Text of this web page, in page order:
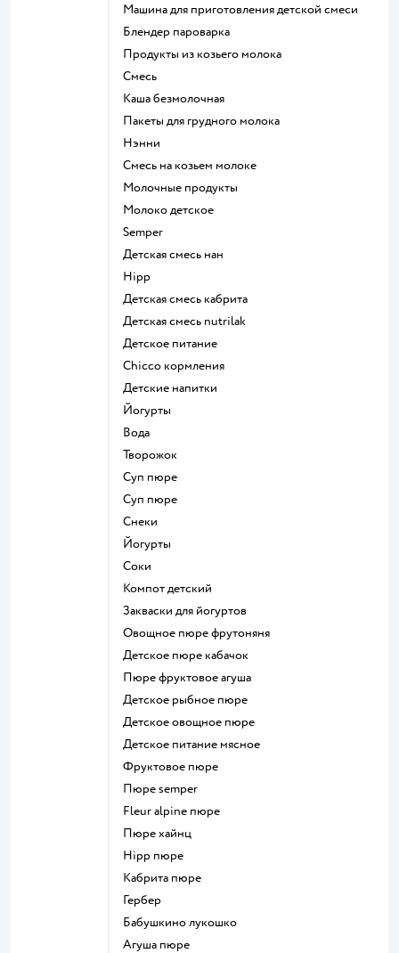
машина для приготовления детской смеси
блендер пароварка
продукты из козьего молока
смесь
каша безмолочная
пакеты для грудного молока
нэнни
смесь на козьем молоке
молочные продукты
молоко детское
semper
детская смесь нан
hipp
детская смесь кабрита
детская смесь nutrilak
детское питание
chicco кормления
детские напитки
йогурты
Вода
творожок
суп пюре
суп пюре
Снеки
йогурты
Соки
компот детский
Закваски для йогуртов
овощное пюре фрутоняня
детское пюре кабачок
пюре фруктовое агуша
детское рыбное пюре
детское овощное пюре
детское питание мясное
фруктовое пюре
пюре semper
fleur alpine пюре
пюре хайнц
hipp пюре
кабрита пюре
гербер
бабушкино лукошко
агуша пюре